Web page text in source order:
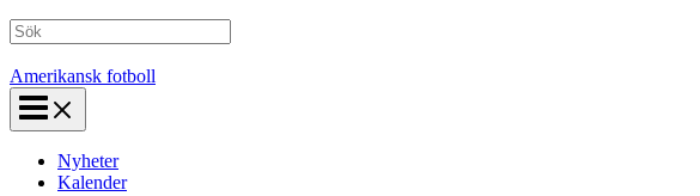
Sök
Amerikansk fotboll
Nyheter
Kalender